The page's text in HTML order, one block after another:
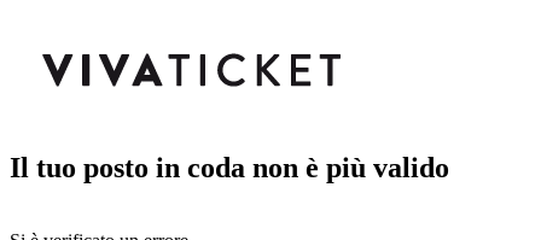
Il tuo posto in coda non è più valido